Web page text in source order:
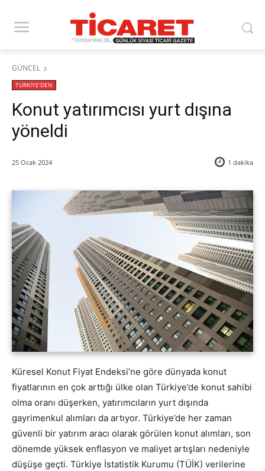
GÜNCEL
TÜRKİYE'DEN
Konut yatırımcısı yurt dışına
yöneldi
25 Ocak 2024 1 dakika
Küresel Konut Fiyat Endeksi’ne göre dünyada konut
fiyatlarının en çok arttığı ülke olan Türkiye’de konut sahibi
olma oranı düşerken, yatırımcıların yurt dışında
gayrimenkul alımları da artıyor. Türkiye’de her zaman
güvenli bir yatırım aracı olarak görülen konut alımları, son
dönemde yüksek enflasyon ve maliyet artışları nedeniyle
düşüşe geçti. Türkiye İstatistik Kurumu (TÜİK) verilerine